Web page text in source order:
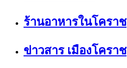
ร้านอาหารในโคราช
ข่าวสาร เมืองโคราช